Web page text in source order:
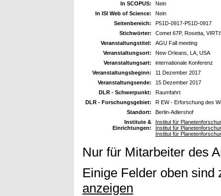
In SCOPUS:
Nein
In ISI Web of Science:
Nein
Seitenbereich:
P51D-0917-P51D-0917
Stichwörter:
Comet 67P, Rosetta,
Veranstaltungstitel:
AGU Fall meeting
Veranstaltungsort:
New Orleans, LA, USA
Veranstaltungsart:
internationale Konferenz
Veranstaltungsbeginn:
11 Dezember 2017
Veranstaltungsende:
15 Dezember 2017
DLR - Schwerpunkt:
Raumfahrt
DLR - Forschungsgebiet:
R EW - Erforschung des
Standort:
Berlin-Adlershof
Institute &
Einrichtungen:
Institut für
Institut für
Institut für
Nur für Mitarbeiter des
Einige Felder oben
anzeigen